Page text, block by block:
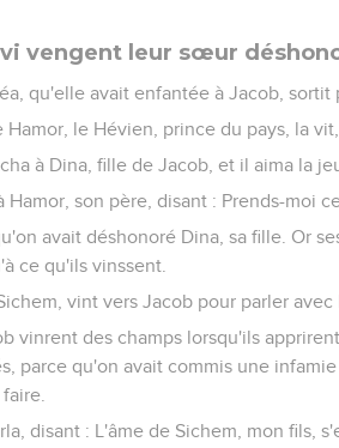
vengent leur sœur
qu'elle avait enfantée à Jacob, sortit
Hamor, le Hévien, prince du pays, la
à Dina, fille de Jacob, et il aima la
Hamor, son père, disant : Prends-moi
avait déshonoré Dina, sa fille. Or
ce qu'ils vinssent.
vint vers Jacob pour parler avec
vinrent des champs lorsqu'ils
parce qu'on avait commis une
disant : L'âme de Sichem, mon fils,